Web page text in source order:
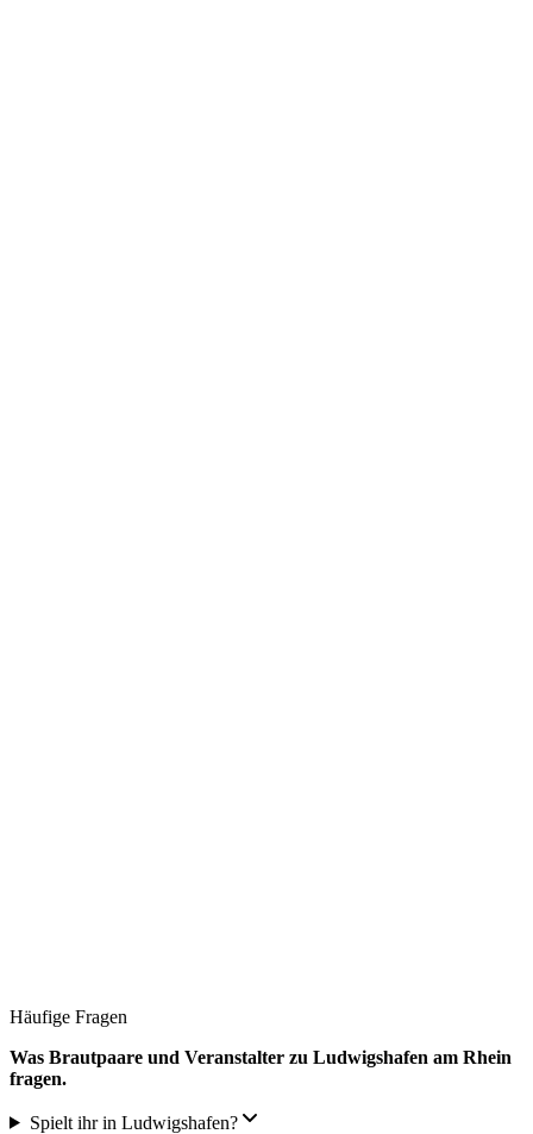
Häufige Fragen
Was Brautpaare und Veranstalter zu Ludwigshafen am Rhein
fragen.
Spielt ihr in Ludwigshafen?